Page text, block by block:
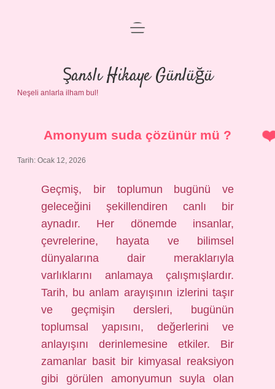
Anasayfa
Gizlilik Politikası
menüyü
Şanslı Hikaye Günlüğü
Neşeli anlarla ilham bul!
Amonyum suda çözünür mü ?
Tarih: Ocak 12, 2026
Geçmiş, bir toplumun bugünü ve
geleceğini şekillendiren canlı bir
aynadır. Her dönemde insanlar,
çevrelerine, hayata ve bilimsel
dünyalarına dair meraklarıyla
varlıklarını anlamaya çalışmışlardır.
Tarih, bu anlam arayışının izlerini taşır
ve geçmişin dersleri, bugünün
toplumsal yapısını, değerlerini ve
anlayışını derinlemesine etkiler. Bir
zamanlar basit bir kimyasal reaksiyon
gibi görülen amonyumun suyla olan